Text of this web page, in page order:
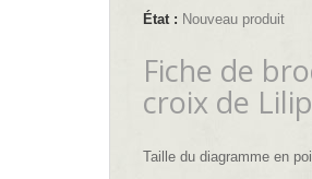
État : Nouveau produit
Fiche de
croix de
Taille du diagramme en